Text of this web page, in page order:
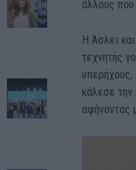
άλλους που
Η Άσλει
τεχνητής
υπερήχους,
κάλεσε
αφήνοντας